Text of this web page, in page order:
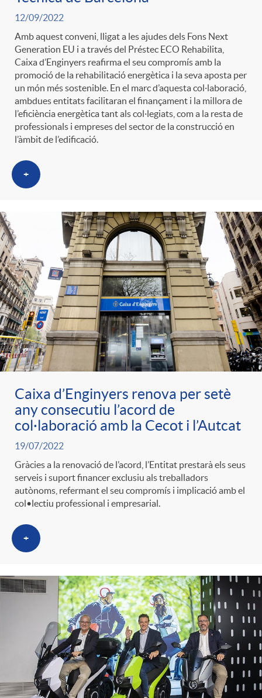
12/09/2022
Amb aquest conveni, lligat a les ajudes dels Fons Next
Generation EU i a través del Préstec ECO Rehabilita,
Caixa d’Enginyers reafirma el seu compromís amb la
promoció de la rehabilitació energètica i la seva aposta per
un món més sostenible. En el marc d’aquesta col·laboració,
ambdues entitats facilitaran el finançament i la millora de
l’eficiència energètica tant als col·legiats, com a la resta de
professionals i empreses del sector de la construcció en
l’àmbit de l’edificació.
+
Caixa d’Enginyers renova per setè
any consecutiu l’acord de
col·laboració amb la Cecot i l’Autcat
19/07/2022
Gràcies a la renovació de l’acord, l’Entitat prestarà els seus
serveis i suport financer exclusiu als treballadors
autònoms, refermant el seu compromís i implicació amb el
col•lectiu professional i empresarial.
+